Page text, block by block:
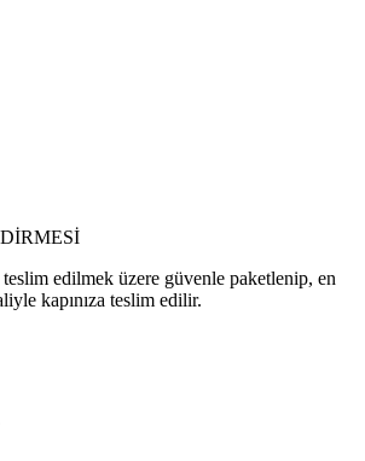
edilmek üzere güvenle paketlenip, en
kapınıza teslim edilir.